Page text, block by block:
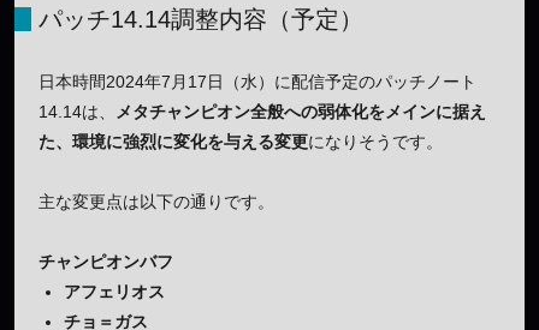
パッチ14.14調整内容（予定）
日本時間2024年7月17日（水）に配信予定のパッチノート
14.14は、 メタチャンピオン全般への弱体化をメインに据え
た、環境に強烈に変化を与える変更になりそうです。
主な変更点は以下の通りです。
チャンピオンバフ
アフェリオス
チョ＝ガス